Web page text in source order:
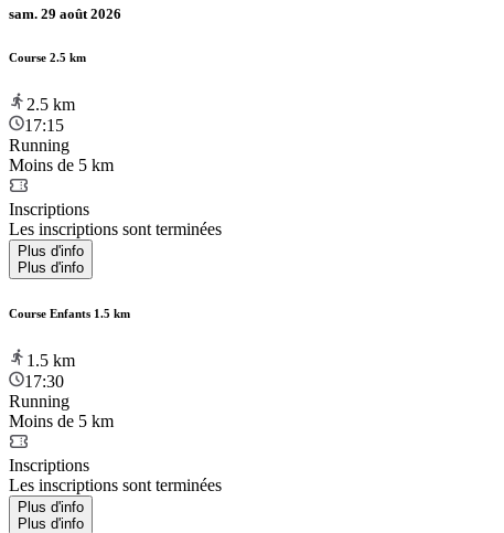
sam. 29 août 2026
Course 2.5 km
2.5 km
17:15
Running
Moins de 5 km
Inscriptions
Les inscriptions sont terminées
Plus d'info
Plus d'info
Course Enfants 1.5 km
1.5 km
17:30
Running
Moins de 5 km
Inscriptions
Les inscriptions sont terminées
Plus d'info
Plus d'info